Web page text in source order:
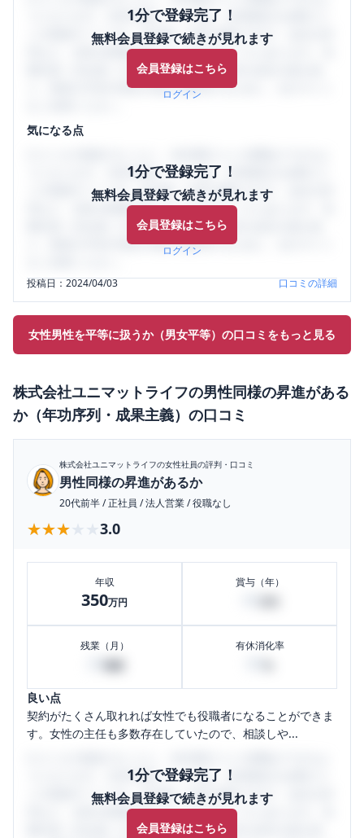
1分で登録完了！
無料会員登録で続きが見れます
会員登録はこちら
ログイン
うになります。SHEHUB(シーハブ)は、女性限定の企業口コ
ミの投稿サイトです。給与面・女性の働きやすさ・会社の評
判など、女性の転職は気にすべき点がたくさんあります。先
輩社員（元社員）の口コミを通して、本当の会社の姿を知
り、将来の不安や現在の悩みを解消するために、ぜひサイト
気になる点
1分で登録完了！
無料会員登録で続きが見れます
会員登録はこちら
ログイン
うになります。SHEHUB(シーハブ)は、女性限定の企業口コ
ミの投稿サイトです。給与面・女性の働きやすさ・会社の評
判など、女性の転職は気にすべき点がたくさんあります。先
輩社員（元社員）の口コミを通して、本当の会社の姿を知
り、将来の不安や現在の悩みを解消するために、ぜひサイト
投稿日：2024/04/03 口コミの詳細
女性男性を平等に扱うか（男女平等）の口コミをもっと見る
株式会社ユニマットライフの男性同様の昇進がある
か（年功序列・成果主義） の口コミ
株式会社ユニマットライフの女性社員の評判・口コミ
男性同様の昇進があるか
20代前半/正社員 /法人営業/役職なし
★★★★★
★★★★★ 3.0
年収
350万円
賞与（年）
残業（月） 有休消化率
良い点
契約がたくさん取れれば女性でも役職者になることができま
す。女性の主任も多数存在していたので、相談しや...
1分で登録完了！
無料会員登録で続きが見れます
会員登録はこちら
うになります。SHEHUB(シーハブ)は、女性限定の企業口コ
ミの投稿サイトです。給与面・女性の働きやすさ・会社の評
判など、女性の転職は気にすべき点がたくさんあります。先
輩社員（元社員）の口コミを通して、本当の会社の姿を知